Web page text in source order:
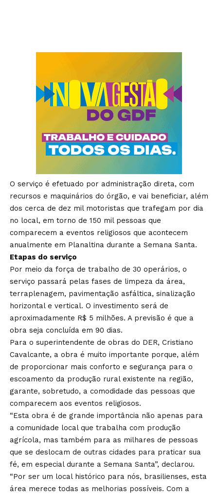
O serviço é efetuado por administração direta, com
recursos e maquinários do órgão, e vai beneficiar, além
dos cerca de dez mil motoristas que trafegam por dia
no local, em torno de 150 mil pessoas que
comparecem a eventos religiosos que acontecem
anualmente em Planaltina durante a Semana Santa.
Etapas do serviço
Por meio da força de trabalho de 30 operários, o
serviço passará pelas fases de limpeza da área,
terraplenagem, pavimentação asfáltica, sinalização
horizontal e vertical. O investimento será de
aproximadamente R$ 5 milhões. A previsão é que a
obra seja concluída em 90 dias.
Para o superintendente de obras do DER, Cristiano
Cavalcante, a obra é muito importante porque, além
de proporcionar mais conforto e segurança para o
escoamento da produção rural existente na região,
garante, sobretudo, a comodidade das pessoas que
comparecem aos eventos religiosos.
“Esta obra é de grande importância não apenas para
a comunidade local que trabalha com produção
agrícola, mas também para as milhares de pessoas
que se deslocam de outras cidades para praticar sua
fé, em especial durante a Semana Santa”, declarou.
“Por ser um local histórico para nós, brasilienses, esta
área merece todas as melhorias possíveis. Com a